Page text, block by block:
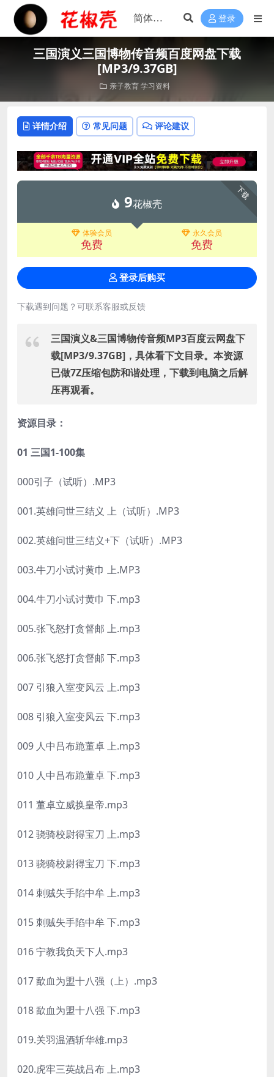
登录
三国演义三国博物传音频百度网盘下载
[MP3/9.37GB]
亲子教育 学习资料
详情介绍 常见问题 评论建议
下载
9花椒壳
体验会员
免费
永久会员
免费
登录后购买
下载遇到问题？可联系客服或反馈
三国演义&三国博物传音频MP3百度云网盘下
载[MP3/9.37GB]，具体看下文目录。本资源
已做7Z压缩包防和谐处理，下载到电脑之后解
压再观看。
资源目录：
01 三国1-100集
000引子（试听）.MP3
001.英雄问世三结义 上（试听）.MP3
002.英雄问世三结义+下（试听）.MP3
003.牛刀小试讨黄巾 上.MP3
004.牛刀小试讨黄巾 下.mp3
005.张飞怒打贪督邮 上.mp3
006.张飞怒打贪督邮 下.mp3
007 引狼入室变风云 上.mp3
008 引狼入室变风云 下.mp3
009 人中吕布跪董卓 上.mp3
010 人中吕布跪董卓 下.mp3
011 董卓立威换皇帝.mp3
012 骁骑校尉得宝刀 上.mp3
013 骁骑校尉得宝刀 下.mp3
014 刺贼失手陷中牟 上.mp3
015 刺贼失手陷中牟 下.mp3
016 宁教我负天下人.mp3
017 歃血为盟十八强（上）.mp3
018 歃血为盟十八强 下.mp3
019.关羽温酒斩华雄.mp3
020.虎牢三英战吕布 上.mp3